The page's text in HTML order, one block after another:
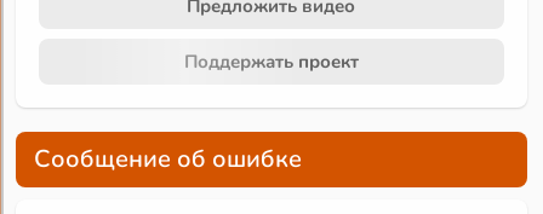
Предложить видео
Поддержать проект
Сообщение об ошибке